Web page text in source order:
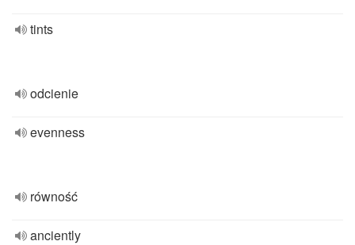
tints
odcienie
evenness
równość
anciently